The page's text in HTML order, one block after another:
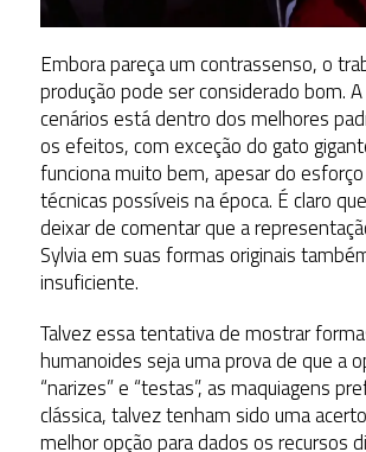
Embora pareça um contrassenso, o
produção pode ser considerado bom.
cenários está dentro dos melhores
os efeitos, com exceção do gato
funciona muito bem, apesar do
técnicas possíveis na época. É claro
deixar de comentar que a
Sylvia em suas formas originais
insuficiente.
Talvez essa tentativa de mostrar
humanoides seja uma prova de que a
“narizes” e “testas”, as maquiagens
clássica, talvez tenham sido uma
melhor opção para dados os recursos